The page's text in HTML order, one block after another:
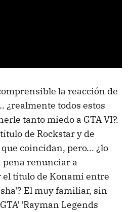
la reacción de
¿realmente todos estos
tanto miedo a GTA VI?.
de Rockstar y de
coincidan, pero... ¿lo
pena renunciar a
título de Konami entre
El muy familiar, sin
'Rayman Legends